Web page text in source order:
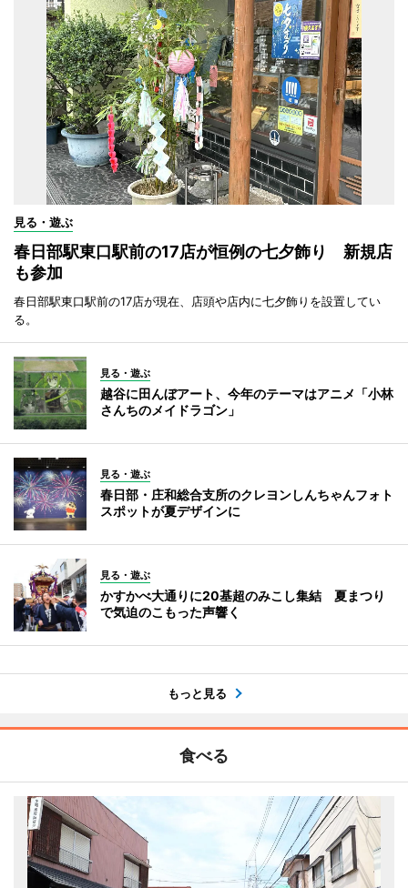
見る・遊ぶ
春日部駅東口駅前の17店が恒例の七夕飾り 新規店
も参加
春日部駅東口駅前の17店が現在、店頭や店内に七夕飾りを設置してい
る。
見る・遊ぶ
越谷に田んぼアート、今年のテーマはアニメ「小林
さんちのメイドラゴン」
見る・遊ぶ
春日部・庄和総合支所のクレヨンしんちゃんフォト
スポットが夏デザインに
見る・遊ぶ
かすかべ大通りに20基超のみこし集結 夏まつり
で気迫のこもった声響く
もっと見る
食べる